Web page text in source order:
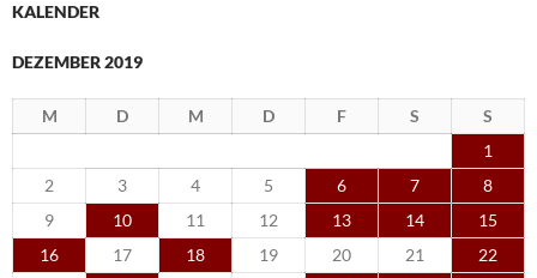
KALENDER
DEZEMBER 2019
M D M D F S
S
1
2
3 4 5 6 7
8
9
10 11 12 13 14
15
16
17 18 19 20 21
22